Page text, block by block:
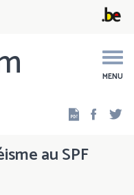
MENU
au SPF